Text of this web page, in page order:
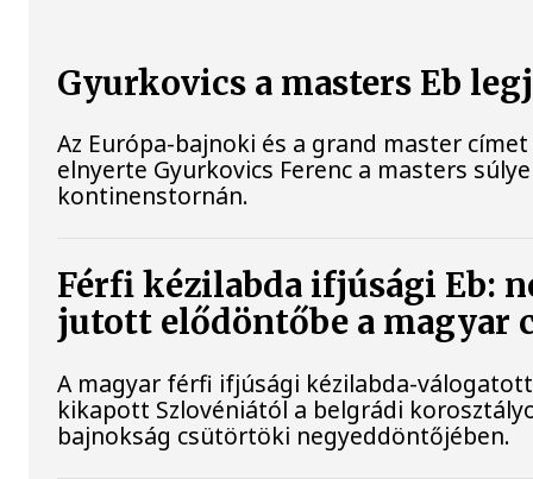
Gyurkovics a masters Eb
Az Európa-bajnoki és a grand master
elnyerte Gyurkovics Ferenc a masters
kontinenstornán.
Férfi kézilabda ifjúsági Eb:
jutott elődöntőbe a magyar
A magyar férfi ifjúsági kézilabda-
kikapott Szlovéniától a belgrádi
bajnokság csütörtöki negyeddöntőjében.